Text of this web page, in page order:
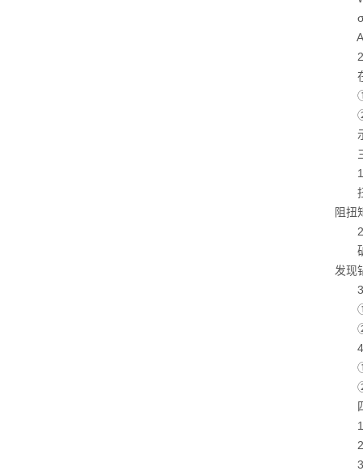
σ：
A
2.
在
①硬
②
示
三
1.
扭
阻扭
2.
矿
发现
3.
①钻
②动
4.
①扭
②给
四
1.
2.
3.